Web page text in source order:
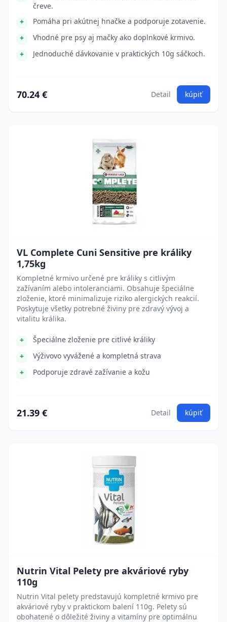
čreve.
Pomáha pri akútnej hnačke a podporuje zotavenie.
Vhodné pre psy aj mačky ako doplnkové krmivo.
Jednoduché dávkovanie v praktických 10g sáčkoch.
70.24 € Detail kúpiť
VL Complete Cuni Sensitive pre králiky
1,75kg
Kompletné krmivo určené pre králiky s citlivým
zažívaním alebo intoleranciami. Obsahuje špeciálne
zloženie, ktoré minimalizuje riziko alergických reakcií.
Poskytuje všetky potrebné živiny pre zdravý vývoj a
vitalitu králika.
Špeciálne zloženie pre citlivé králiky
Výživovo vyvážené a kompletná strava
Podporuje zdravé zažívanie a kožu
21.39 € Detail kúpiť
Nutrin Vital Pelety pre akváriové ryby
110g
Nutrin Vital pelety predstavujú kompletné krmivo pre
akváriové ryby v praktickom balení 110g. Pelety sú
obohatené o dôležité živiny a vitamíny pre optimálnu